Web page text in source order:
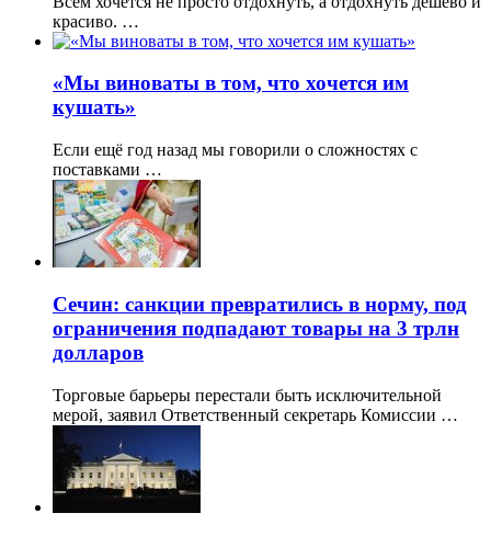
красиво. …
«Мы виноваты в том, что хочется им
кушать»
Если ещё год назад мы говорили о сложностях с
поставками …
Сечин: санкции превратились в норму, под
ограничения подпадают товары на 3 трлн
долларов
Торговые барьеры перестали быть исключительной
мерой, заявил Ответственный секретарь Комиссии …